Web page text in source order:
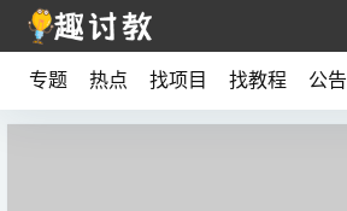
专题 热点 找项目 找教程 公告